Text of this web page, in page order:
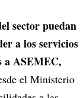
sector puedan
a los servicios
a ASEMEC,
el Ministerio